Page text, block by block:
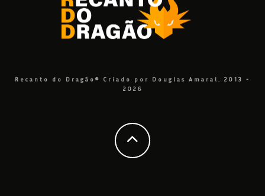
Recanto do Dragão® Criado por Douglas Amaral. 2013 -
2026